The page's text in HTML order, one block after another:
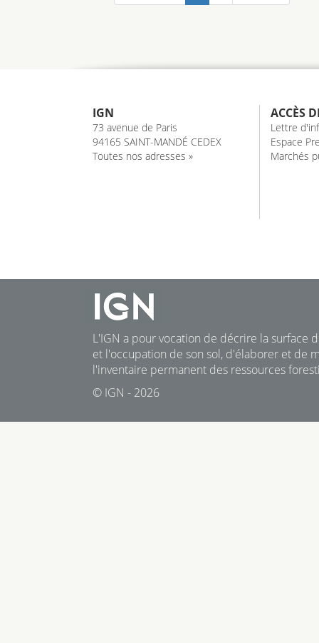
IGN
73 avenue de Paris
94165 SAINT-MANDÉ CEDEX
Toutes nos adresses »
ACCÈS
Lettre
Espace
Marchés
L'IGN a pour vocation de décrire la surface
et l'occupation de son sol, d'élaborer et de
l'inventaire permanent des ressources
© IGN - 2026